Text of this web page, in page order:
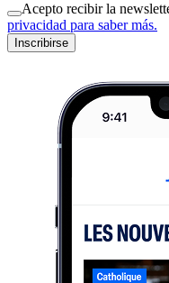
Acepto recibir la
privacidad para saber más.
Inscribirse